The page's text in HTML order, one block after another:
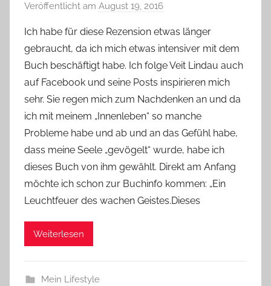
Veröffentlicht am August 19, 2016
n
Y
v
o
n
n
e
Ich habe für diese Rezension etwas länger
gebraucht, da ich mich etwas intensiver mit dem
Buch beschäftigt habe. Ich folge Veit Lindau auch
auf Facebook und seine Posts inspirieren mich
sehr. Sie regen mich zum Nachdenken an und da
ich mit meinem „Innenleben“ so manche
Probleme habe und ab und an das Gefühl habe,
dass meine Seele „gevögelt“ wurde, habe ich
dieses Buch von ihm gewählt. Direkt am Anfang
möchte ich schon zur Buchinfo kommen: „Ein
Leuchtfeuer des wachen Geistes.Dieses
Weiterlesen
Mein Lifestyle